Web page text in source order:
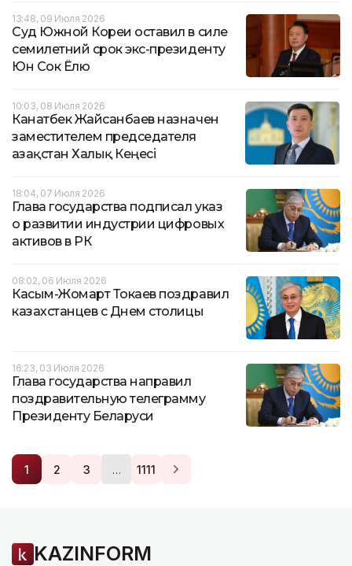
13:48, 09 Июля 2026
Суд Южной Кореи оставил в силе
семилетний срок экс-президенту
Юн Сок Ёлю
10:03, 08 Июля 2026
Канатбек Жайсанбаев назначен
заместителем председателя
Қазақстан Халық Кеңесі
18:04, 07 Июля 2026
Глава государства подписал указ
о развитии индустрии цифровых
активов в РК
08:02, 06 Июля 2026
Касым-Жомарт Токаев поздравил
казахстанцев с Днем столицы
16:23, 03 Июля 2026
Глава государства направил
поздравительную телеграмму
Президенту Беларуси
1 2 3 … 1111
KAZINFORM